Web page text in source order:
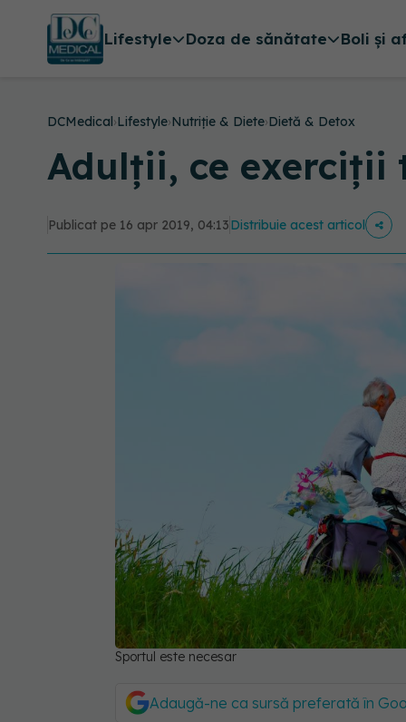
Lifestyle Doza de sănătate Boli și
DCMedical›Lifestyle›Nutriție & Diete›Dietă & Detox
Adulții, ce exerciții
Publicat pe 16 apr 2019, 04:13Distribuie acest articol
Sportul este necesar
Adaugă-ne ca sursă preferată în